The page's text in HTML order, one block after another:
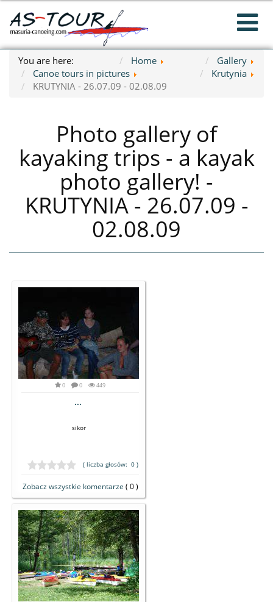
You are here: Home
Gallery
Canoe tours in pictures
Krutynia
KRUTYNIA - 26.07.09 - 02.08.09
Photo gallery of
kayaking trips - a kayak
photo gallery! -
KRUTYNIA - 26.07.09 -
02.08.09
0 0 449
...
sikor
( liczba głosów: 0 )
Zobacz wszystkie komentarze ( 0 )